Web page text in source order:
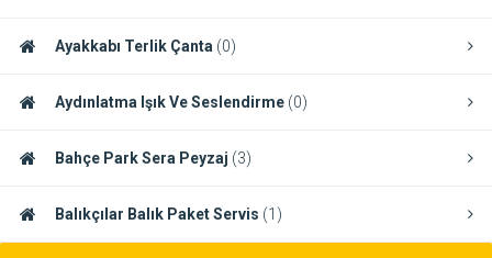
Ayakkabı Terlik Çanta (0)
Aydınlatma Işık Ve Seslendirme (0)
Bahçe Park Sera Peyzaj (3)
Balıkçılar Balık Paket Servis (1)